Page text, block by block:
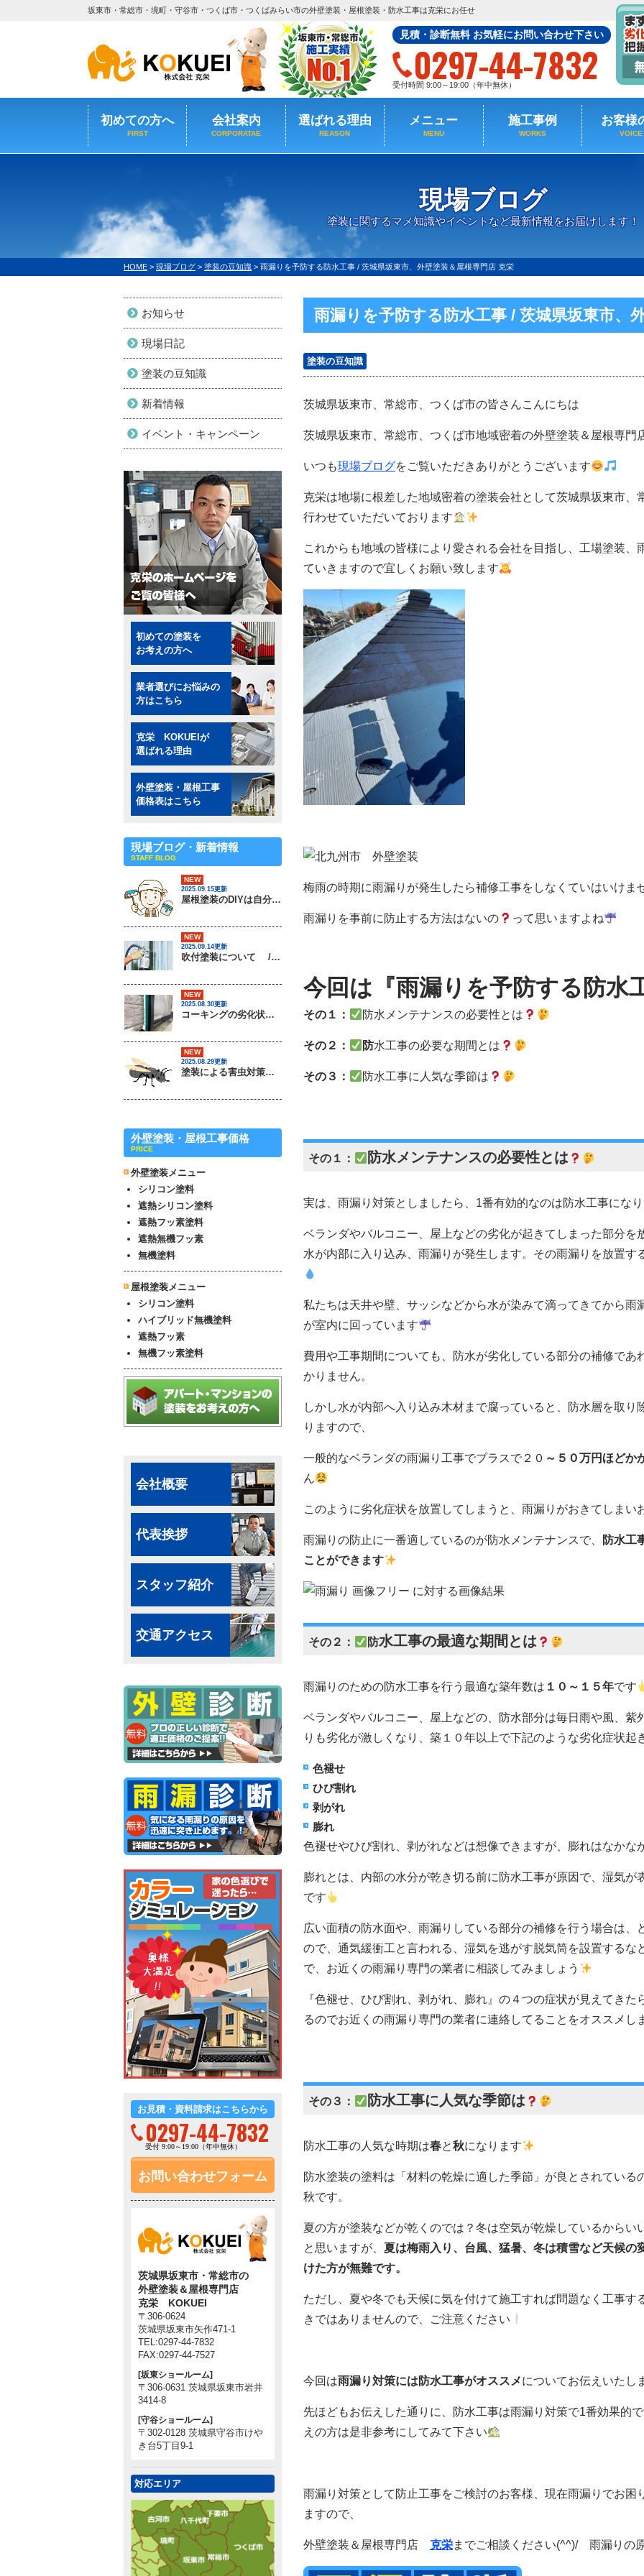
坂東市・常総市・境町・守谷市・つくば市・つくばみらい市の外壁塗装・屋根塗装・防水工事は克栄にお任せ
見積・診断無料 お気軽にお問い合わせ下さい
0297-44-7832
受付時間 9:00～19:00（年中無休）
初めての方へ
FIRST
会社案内
CORPORATAE
選ばれる理由
REASON
メニュー
MENU
施工事例
WORKS
お客様
VOICE
現場ブログ
塗装に関するマメ知識やイベントなど最新情報をお届けします！
HOME > 現場ブログ > 塗装の豆知識 > 雨漏りを予防する防水工事 / 茨城県坂東市、外壁塗装＆屋根専門店 克栄
雨漏りを予防する防水工事 / 茨城県坂東市、
塗装の豆知識
茨城県坂東市、常総市、つくば市の皆さんこんにちは
茨城県坂東市、常総市、つくば市地域密着の外壁塗装＆屋根専
いつも現場ブログをご覧いただきありがとうございます
克栄は地場に根差した地域密着の塗装会社として茨城県坂東市、
行わせていただいております
これからも地域の皆様により愛される会社を目指し、工場塗装、
ていきますので宜しくお願い致します
梅雨の時期に雨漏りが発生したら補修工事をしなくていはいけま
雨漏りを事前に防止する方法はないの って思いますよね
今回は『雨漏りを予防する防水
その１： 防水メンテナンスの必要性とは
その２： 防水工事の必要な期間とは
その３： 防水工事に人気な季節は
その１： 防水メンテナンスの必要性とは
実は、雨漏り対策としましたら、1番有効的なのは防水工事になり
ベランダやバルコニー、屋上などの劣化が起きてしまった部分を
水が内部に入り込み、雨漏りが発生します。その雨漏りを放置す
私たちは天井や壁、サッシなどから水が染みて滴ってきてから雨
が室内に回っています
費用や工事期間についても、防水が劣化している部分の補修であ
かりません。
しかし水が内部へ入り込み木材まで腐っていると、防水層を取り
りますので、
一般的なベランダの雨漏り工事でプラスで２０ ～５０万円ほどか
ん
このように劣化症状を放置してしまうと、雨漏りがおきてしまい
雨漏りの防止に一番適しているのが防水メンテナンスで、
防水工
ことができます
その２： 防水工事の最適な期間とは
雨漏りのための防水工事を行う最適な築年数は １０～１５年です
ベランダやバルコニー、屋上などの、防水部分は毎日雨や風、紫
りも劣化が激しくなり、築１０年以上で下記のような劣化症状起
色褪せ
ひび割れ
剥がれ
膨れ
色褪せやひび割れ、剥がれなどは想像できますが、膨れはなかな
膨れとは、内部の水分が乾き切る前に防水工事が原因で、湿気が
です
広い面積の防水面や、雨漏りしている部分の補修を行う場合は、
ので、通気緩衝工と言われる、湿気を逃がす脱気筒を設置するな
で、お近くの雨漏り専門の業者に相談してみましょう
『色褪せ、ひび割れ、剥がれ、膨れ』の４つの症状が見えてきた
るのでお近くの雨漏り専門の業者に連絡してることをオススメし
その３： 防水工事に人気な季節は
防水工事の人気な時期は春と秋になります
防水塗装の塗料は 「材料の乾燥に適した季節」が良とされてい
秋です。
夏の方が塗装などが乾くのでは？冬は空気が乾燥しているからい
と思いますが、 夏は梅雨入り、台風、猛暑、冬は積雪など天候の
けた方が無難です。
ただし、夏や冬でも天候に気を付けて施工すれば問題なく工事す
きではありませんので、ご注意ください
今回は雨漏り対策には防水工事がオススメについてお伝えいたし
先ほどもお伝えした通りに、防水工事は雨漏り対策で1番効果的で
えの方は是非参考にしてみて下さい
雨漏り対策として防止工事をご検討のお客様、現在雨漏りでお困
ますので、
外壁塗装＆屋根専門店 克栄までご相談ください(^^)/ 雨漏りの
お知らせ
現場日記
塗装の豆知識
新着情報
イベント・キャンペーン
初めての塗装を
お考えの方へ
業者選びにお悩みの
方はこちら
克栄 KOKUEIが
選ばれる理由
外壁塗装・屋根工事
価格表はこちら
現場ブログ・新着情報
STAFF BLOG
NEW
2025.09.15更新
屋根塗装のDIYは自分でできるの？ / 茨城県常総市・坂東市・守谷市・つくば市・境町の外壁塗装＆屋根専門店
NEW
2025.09.14更新
吹付塗装について / 茨城県常総市・坂東市・守谷市・つくば市・境町の外壁塗装＆屋根専門店
NEW
2025.08.30更新
コーキングの劣化状況について / 茨城県常総市・坂東市・守谷市・つくば市・境町の外壁塗装＆屋根専門店
NEW
2025.08.29更新
塗装による害虫対策は可能なのか？ / 茨城県常総市・坂東市・守谷市・つくば市・境町の外壁塗装＆屋根専門店
外壁塗装・屋根工事価格
PRICE
外壁塗装メニュー
シリコン塗料
遮熱シリコン塗料
遮熱フッ素塗料
遮熱無機フッ素
無機塗料
屋根塗装メニュー
シリコン塗料
ハイブリッド無機塗料
遮熱フッ素
無機フッ素塗料
会社概要
代表挨拶
スタッフ紹介
交通アクセス
お見積・資料請求はこちらから
0297-44-7832
受付 9:00～19:00（年中無休）
お問い合わせフォーム
茨城県坂東市・常総市の
外壁塗装＆屋根専門店
克栄 KOKUEI
〒306-0624
茨城県坂東市矢作471-1
TEL:0297-44-7832
FAX:0297-44-7527
[坂東ショールーム]
〒306-0631 茨城県坂東市岩井
3414-8
[守谷ショールーム]
〒302-0128 茨城県守谷市けや
き台5丁目9-1
対応エリア